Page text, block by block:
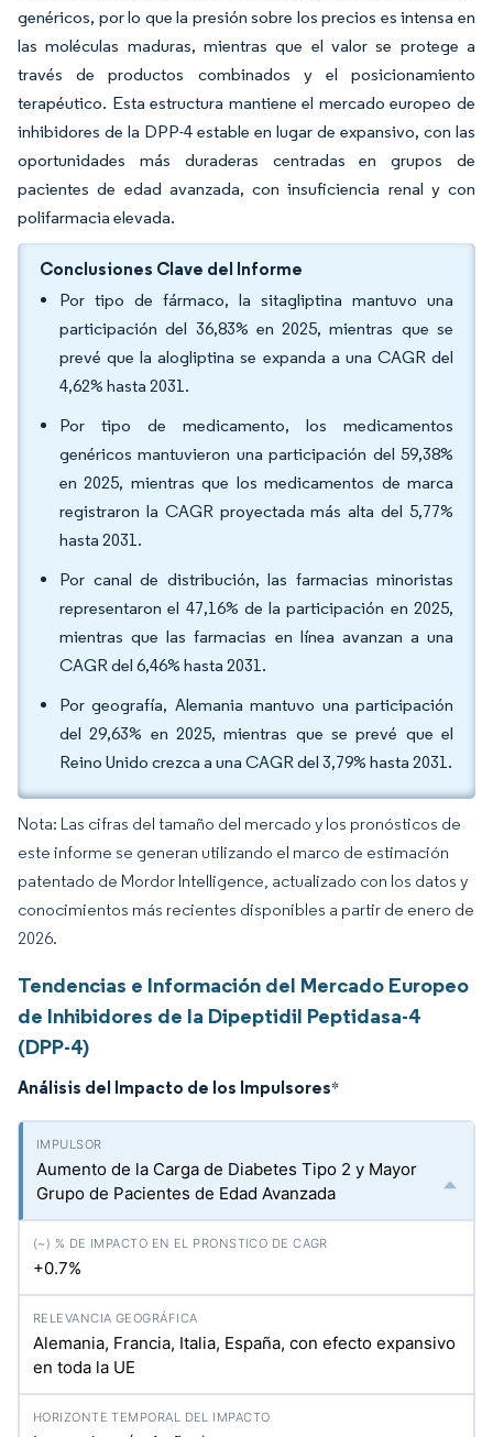
genéricos, por lo que la presión sobre los precios es intensa en
las moléculas maduras, mientras que el valor se protege a
través de productos combinados y el posicionamiento
terapéutico. Esta estructura mantiene el mercado europeo de
inhibidores de la DPP-4 estable en lugar de expansivo, con las
oportunidades más duraderas centradas en grupos de
pacientes de edad avanzada, con insuficiencia renal y con
polifarmacia elevada.
Conclusiones Clave del Informe
Por tipo de fármaco, la sitagliptina mantuvo una
participación del 36,83% en 2025, mientras que se
prevé que la alogliptina se expanda a una CAGR del
4,62% hasta 2031.
Por tipo de medicamento, los medicamentos
genéricos mantuvieron una participación del 59,38%
en 2025, mientras que los medicamentos de marca
registraron la CAGR proyectada más alta del 5,77%
hasta 2031.
Por canal de distribución, las farmacias minoristas
representaron el 47,16% de la participación en 2025,
mientras que las farmacias en línea avanzan a una
CAGR del 6,46% hasta 2031.
Por geografía, Alemania mantuvo una participación
del 29,63% en 2025, mientras que se prevé que el
Reino Unido crezca a una CAGR del 3,79% hasta 2031.
Nota: Las cifras del tamaño del mercado y los pronósticos de
este informe se generan utilizando el marco de estimación
patentado de Mordor Intelligence, actualizado con los datos y
conocimientos más recientes disponibles a partir de enero de
2026.
Tendencias e Información del Mercado Europeo
de Inhibidores de la Dipeptidil Peptidasa-4
(DPP-4)
Análisis del Impacto de los Impulsores*
Aumento de la Carga de Diabetes Tipo 2 y Mayor
Grupo de Pacientes de Edad Avanzada
+0.7%
Alemania, Francia, Italia, España, con efecto expansivo
en toda la UE